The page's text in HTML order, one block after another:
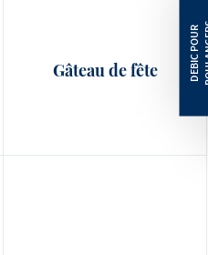
Gâteau de fête